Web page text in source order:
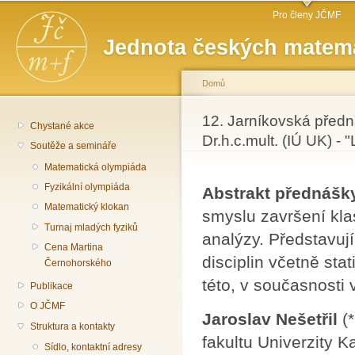
Jednota českých
Hlavní menu Pro členy JČMF
Chystané akce
Soutěže a semináře
Matematická olympiáda
Fyzikální olympiáda
Matematický klokan
Turnaj mladých fyziků
Cena Martina
Černohorského
Publikace
O JČMF
Struktura a kontakty
Sídlo, kontaktní adresy
Jste zde
Domů
12. Jarníkovská
Dr.h.c.mult. (IÚ UK) -
Abstrakt
smyslu završení
analýzy.
disciplin včetně
této, v současnosti
Jaroslav Nešetřil
fakultu Univerzity